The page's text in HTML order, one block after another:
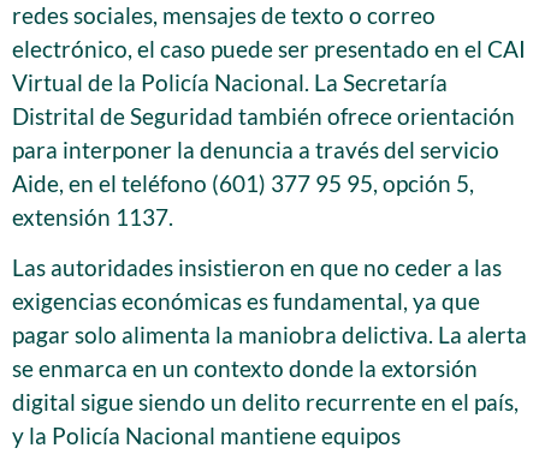
redes sociales, mensajes de texto o correo
electrónico, el caso puede ser presentado en el CAI
Virtual de la Policía Nacional. La Secretaría
Distrital de Seguridad también ofrece orientación
para interponer la denuncia a través del servicio
Aide, en el teléfono (601) 377 95 95, opción 5,
extensión 1137.
Las autoridades insistieron en que no ceder a las
exigencias económicas es fundamental, ya que
pagar solo alimenta la maniobra delictiva. La alerta
se enmarca en un contexto donde la extorsión
digital sigue siendo un delito recurrente en el país,
y la Policía Nacional mantiene equipos